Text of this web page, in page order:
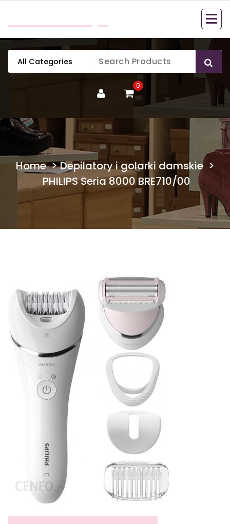
content
0
Home>Depilatory i golarki damskie >
PHILIPS Seria 8000 BRE710/00